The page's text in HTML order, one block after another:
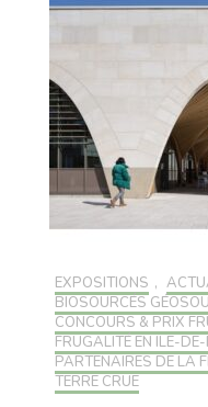
EXPOSITIONS ,
BIOSOURCÉS
CONCOURS & PRIX
FRUGALITÉ EN ILE-
PARTENAIRES DE LA
TERRE CRUE